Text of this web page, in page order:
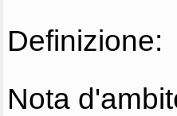
Definizione:
Nota